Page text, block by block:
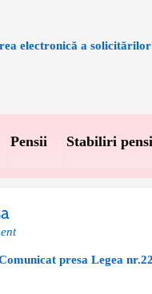
electronică a solicitărilor
Pensii Stabiliri
presa Legea